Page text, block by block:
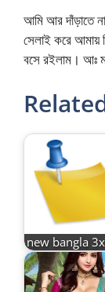
আমি আর দাঁড়াতে
সেলাই করে আমায়
বসে রইলাম। আঃ
new bangla